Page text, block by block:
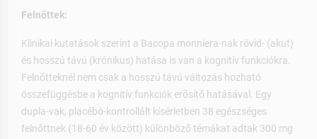
Felnőttek:
Klinikai kutatások szerint a Bacopa monniera-nak rövid- (akut)
és hosszú távú (krónikus) hatása is van a kognitív funkciókra.
Felnőtteknél nem csak a hosszú távú változás hozható
összefüggésbe a kognitív funkciók erősítő hatásával. Egy
dupla-vak, placébó-kontrollált kísérletben 38 egészséges
felnőttnek (18-60 év között) különböző témákat adtak 300 mg